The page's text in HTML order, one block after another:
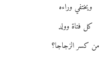
ويختفي وراءه
كل فتاة وولد
من كسر الزجاجا؟